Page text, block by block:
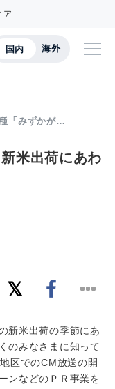
ア
国内 海外
「みずかが…
米出荷にあわ
新米出荷の季節にあ
のみなさまに知って
区でのCM放送の開
ンなどのＰＲ事業を